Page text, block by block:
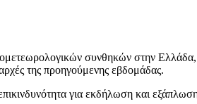
συνθηκών στην
της προηγούμενης εβδομάδας.
για εκδήλωση και